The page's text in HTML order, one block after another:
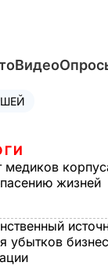
Видео
медиков
жизней
убытков